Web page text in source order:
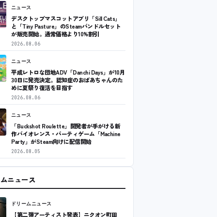
ニュース
デスクトップマスコットアプリ「Sill Cats」
と「Tiny Pasture」のSteamバンドルセット
が販売開始。通常価格より10%割引
2026.08.06
ニュース
平成レトロな団地ADV「Danchi Days」が10月
30日に発売決定。認知症のおばあちゃんのた
めに夏祭り復活を目指す
2026.08.06
ニュース
「Buckshot Roulette」開発者が手がける新
作バイオレンス・パーティゲーム「Machine
Party」がSteam向けに配信開始
2026.08.05
ニュース
ドリームニュース
【第二弾アーティスト発表】ニクオン町田